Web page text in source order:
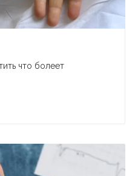
что болеет